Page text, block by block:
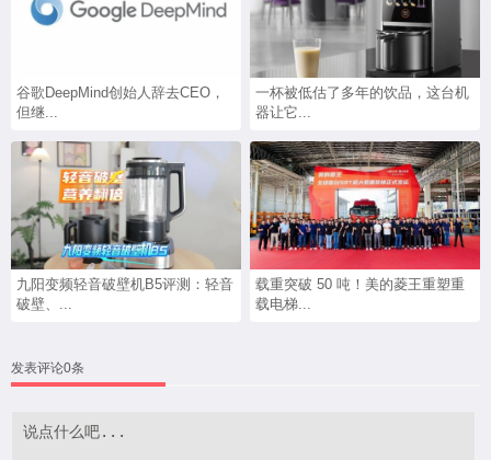
谷歌DeepMind创始人辞去CEO，
但继...
一杯被低估了多年的饮品，这台机
器让它...
九阳变频轻音破壁机B5评测：轻音
破壁、...
载重突破 50 吨！美的菱王重塑重
载电梯...
发表评论0条